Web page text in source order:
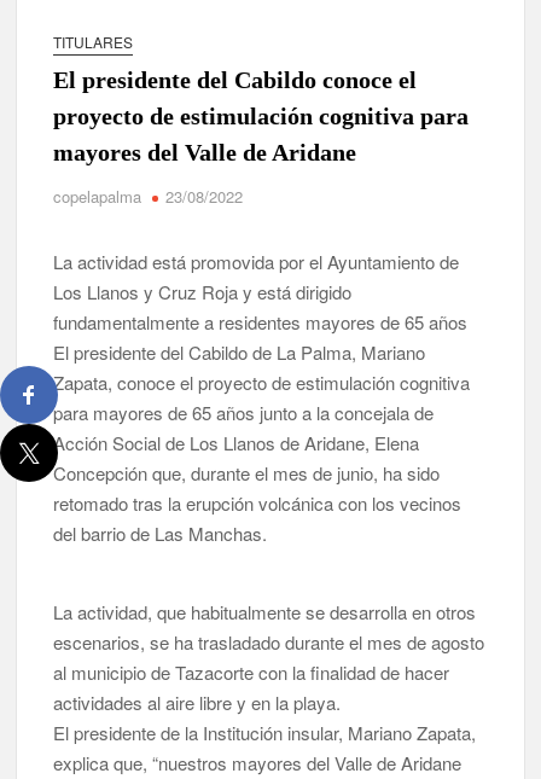
Tato Primera: “Quiero luchar por el título de campeón de
España y traer el cinturón a Canarias”
José Carlos Martín: “La Palma tendrá antes de 2030 un torneo
de ajedrez con 200 jugadores”
David Ruiz rechaza las críticas de Nueva Canarias y defiende
que Tazacorte “avanza y cumple objetivos”
La Palma impulsa la inserción laboral de mujeres víctimas de
violencia de género con el apoyo empresarial
El Día de la Cometa reúne a cientos de familias en Santa Cruz
de La Palma y refuerza el comercio local en su sexta edición
Borja Perdomo acusa al Gobierno del Cabildo de falta de
Jacob Qadri reclama prioridad para los pacientes de las islas
no capitalinas derivados a hospitales de Tenerife
TITULARES
El presidente del Cabildo conoce el
proyecto de estimulación cognitiva para
mayores del Valle de Aridane
copelapalma 23/08/2022
La actividad está promovida por el Ayuntamiento de
Los Llanos y Cruz Roja y está dirigido
fundamentalmente a residentes mayores de 65 años
El presidente del Cabildo de La Palma, Mariano
Zapata, conoce el proyecto de estimulación cognitiva
para mayores de 65 años junto a la concejala de
Acción Social de Los Llanos de Aridane, Elena
Concepción que, durante el mes de junio, ha sido
retomado tras la erupción volcánica con los vecinos
del barrio de Las Manchas.
La actividad, que habitualmente se desarrolla en otros
escenarios, se ha trasladado durante el mes de agosto
al municipio de Tazacorte con la finalidad de hacer
actividades al aire libre y en la playa.
El presidente de la Institución insular, Mariano Zapata,
explica que, “nuestros mayores del Valle de Aridane